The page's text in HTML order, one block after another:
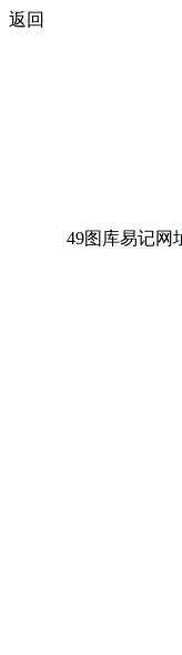
返回
49图库易记网